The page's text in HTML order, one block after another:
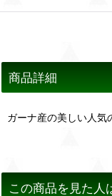
商品詳細
ガーナ産の美しい人気
この商品を見た人